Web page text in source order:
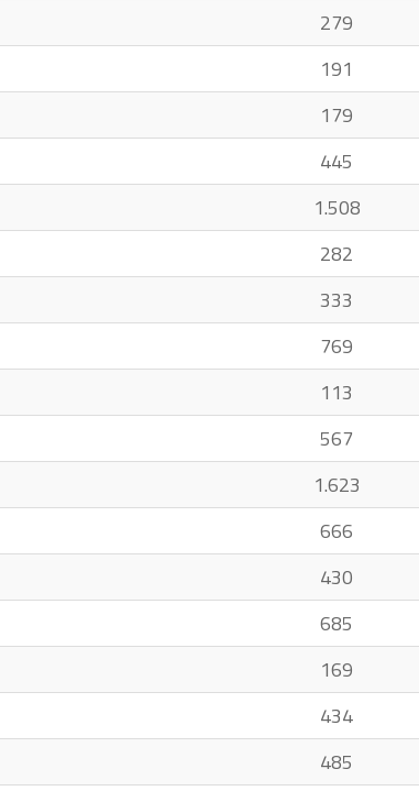
279
191
179
445
1.508
282
333
769
113
567
1.623
666
430
685
169
434
485